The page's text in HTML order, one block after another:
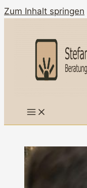
Zum Inhalt springen